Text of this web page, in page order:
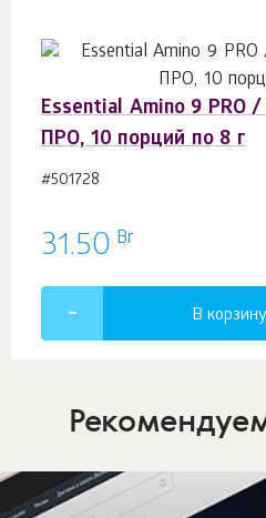
Essential Amino 9 PRO
ПРО, 10 порций по 8 г
#501728
31.50 Br
В